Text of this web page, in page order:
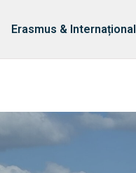
Echipa Facultății
Erasmus & Internațional